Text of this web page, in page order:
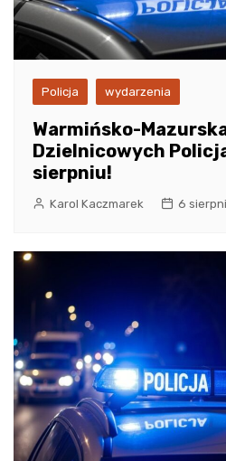
Policja wydarzenia
Warmińsko-
Dzielnicowych
sierpniu!
Karol Kaczmarek 6